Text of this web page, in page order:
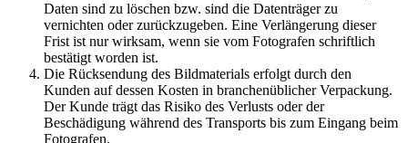
Daten sind zu löschen bzw. sind die Datenträger zu
vernichten oder zurückzugeben. Eine Verlängerung dieser
Frist ist nur wirksam, wenn sie vom Fotografen schriftlich
bestätigt worden ist.
Die Rücksendung des Bildmaterials erfolgt durch den
Kunden auf dessen Kosten in branchenüblicher Verpackung.
Der Kunde trägt das Risiko des Verlusts oder der
Beschädigung während des Transports bis zum Eingang beim
Fotografen.